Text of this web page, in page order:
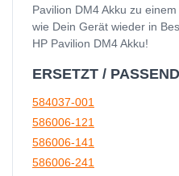
Pavilion DM4 Akku zu
wie Dein Gerät wieder in
HP Pavilion DM4 Akku!
ERSETZT /
584037-001
586006-121
586006-141
586006-241